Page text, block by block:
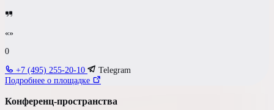
Усадьба
«»
0
+7 (495) 255-20-10
Telegram
Подробнее о площадке
Конференц-пространства